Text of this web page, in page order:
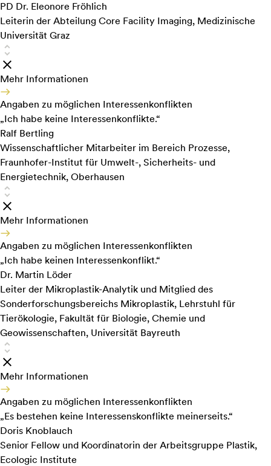
PD Dr. Eleonore Fröhlich
Leiterin der Abteilung Core Facility Imaging, Medizinische
Universität Graz
Mehr Informationen
Angaben zu möglichen Interessenkonflikten
„Ich habe keine Interessenkonflikte.“
Ralf Bertling
Wissenschaftlicher Mitarbeiter im Bereich Prozesse,
Fraunhofer-Institut für Umwelt-, Sicherheits- und
Energietechnik, Oberhausen
Mehr Informationen
Angaben zu möglichen Interessenkonflikten
„Ich habe keinen Interessenkonflikt.“
Dr. Martin Löder
Leiter der Mikroplastik-Analytik und Mitglied des
Sonderforschungsbereichs Mikroplastik, Lehrstuhl für
Tierökologie, Fakultät für Biologie, Chemie und
Geowissenschaften, Universität Bayreuth
Mehr Informationen
Angaben zu möglichen Interessenkonflikten
„Es bestehen keine Interessenskonflikte meinerseits.“
Doris Knoblauch
Senior Fellow und Koordinatorin der Arbeitsgruppe Plastik,
Ecologic Institute